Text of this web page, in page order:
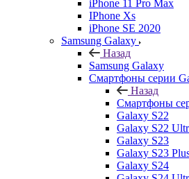
iPhone 11 Pro Max
IPhone Xs
iPhone SE 2020
Samsung Galaxy
Назад
Samsung Galaxy
Смартфоны серии
Назад
Смартфоны
Galaxy S22
Galaxy S22
Galaxy S23
Galaxy S23
Galaxy S24